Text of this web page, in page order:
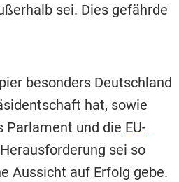
sei. Dies gefährde
besonders Deutschland
hat, sowie
Parlament und die EU-
sei so
Aussicht auf Erfolg gebe.